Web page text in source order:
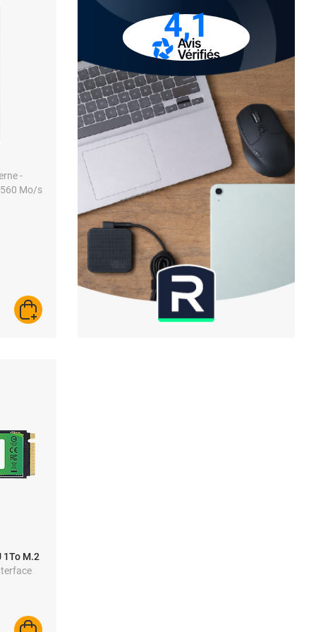
-
560 Mo/s
AJOUTER AU PANIER
4,1
1To M.2